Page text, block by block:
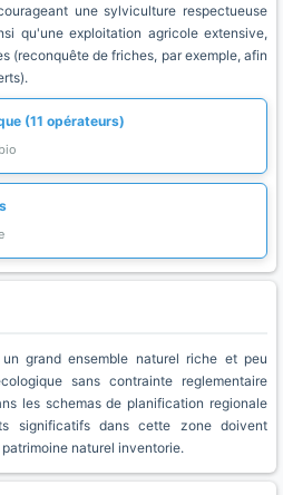
une sylviculture respectueuse
qu'une exploitation agricole extensive,
(reconquête de friches, par exemple, afin
(11 opérateurs)
grand ensemble naturel riche et peu
sans contrainte reglementaire
les schemas de planification regionale
significatifs dans cette zone doivent
naturel inventorie.